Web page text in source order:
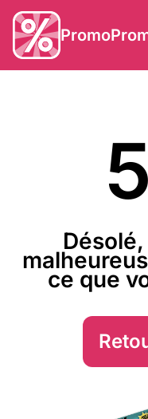
ce que